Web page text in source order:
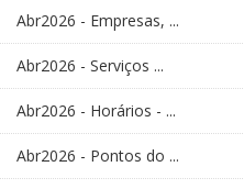
Abr2026 - Empresas, ...
Abr2026 - Serviços ...
Abr2026 - Horários - ...
Abr2026 - Pontos do ...